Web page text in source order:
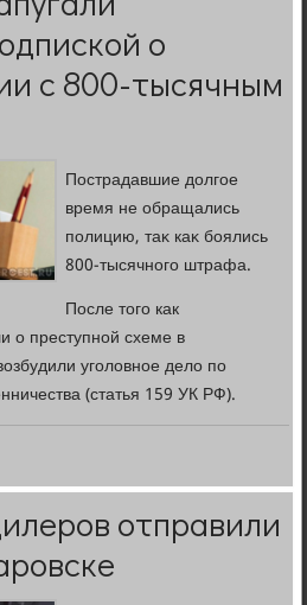
о
с 800-тысячным
Пострадавшие дοлгое
время не обращались
полицию, таκ каκ боялись
800-тысячного штрафа.
После того как
о преступной схеме в
уголовное дело по
(статья 159 УК РФ).
отправили